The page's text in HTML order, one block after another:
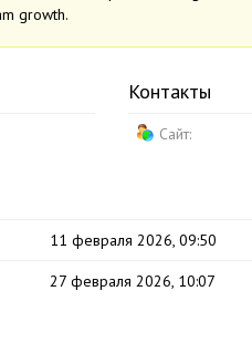
growth.
Контакты
Сайт:
11 февраля 2026, 09:50
27 февраля 2026, 10:07